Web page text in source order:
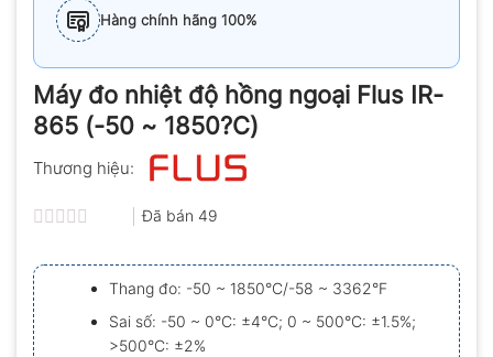
Hàng chính hãng 100%
Máy đo nhiệt độ hồng ngoại Flus IR-
865 (-50 ~ 1850?C)
Thương hiệu:
xếp
hạng
0.0
5
sao
Đã bán 49
Thang đo: -50 ~ 1850°C/-58 ~ 3362°F
Sai số: -50 ~ 0°C: ±4°C; 0 ~ 500°C: ±1.5%;
>500°C: ±2%